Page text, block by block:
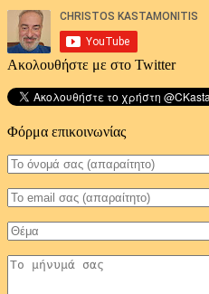
Ακολουθήστε με στο Twitter
Φόρμα επικοινωνίας